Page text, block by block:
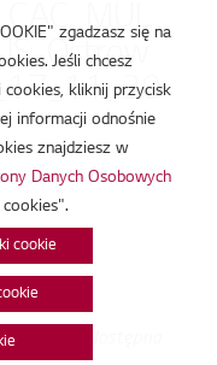
zgadzasz się na
Jeśli chcesz
cookies, kliknij przycisk
informacji odnośnie
znajdziesz w
Danych Osobowych
cookie